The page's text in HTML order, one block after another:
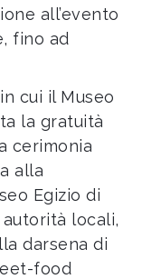
all’evento
fino ad
cui il Museo
la gratuità
cerimonia
alla
Egizio di
locali,
darsena di
food